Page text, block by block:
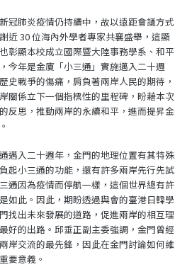
冠肺炎疫情仍持續中，故以遠距會議方式
近 30 位海內外學者專家共襄盛舉，這顯
彰顯本校成立國際暨大陸事務學系、和平
今年是金廈「小三通」實施邁入二十週
史戰爭的傷痛，肩負著兩岸人民的期待，
關係立下一個指標性的里程碑，盼藉本次
反思，推動兩岸的永續和平，進而提昇金
邁入二十週年，金門的地理位置有其特殊
起小三通的功能，還有許多兩岸先行先試
通因為疫情而停航一樣，這個世界總有許
如此。因此，期盼透過與會的臺港日韓學
找出未來發展的道路，促進兩岸的相互理
好的出路。邱垂正副主委強調，金門曾經
岸交流的最先鋒，因此在金門討論如何維
要意義。